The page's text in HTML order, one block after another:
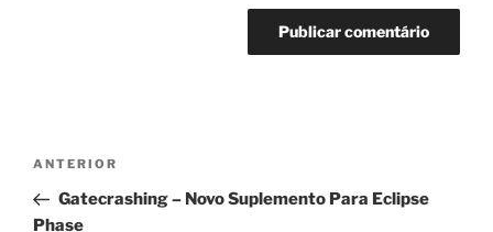
Navegação
Post
Post
anterior
ANTERIOR
Gatecrashing – Novo Suplemento Para Eclipse
Phase